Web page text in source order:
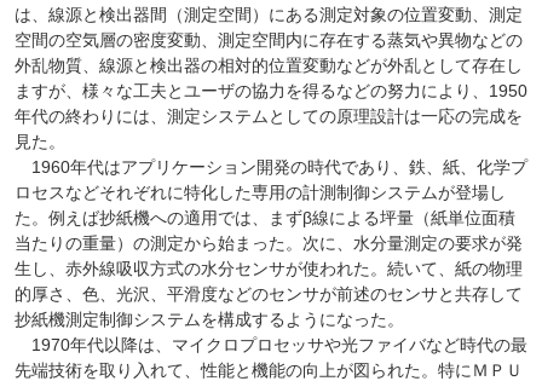
は、線源と検出器間（測定空間）にある測定対象の位置変動、測定
空間の空気層の密度変動、測定空間内に存在する蒸気や異物などの
外乱物質、線源と検出器の相対的位置変動などが外乱として存在し
ますが、様々な工夫とユーザの協力を得るなどの努力により、1950
年代の終わりには、測定システムとしての原理設計は一応の完成を
見た。
1960年代はアプリケーション開発の時代であり、鉄、紙、化学プ
ロセスなどそれぞれに特化した専用の計測制御システムが登場し
た。例えば抄紙機への適用では、まずβ線による坪量（紙単位面積
当たりの重量）の測定から始まった。次に、水分量測定の要求が発
生し、赤外線吸収方式の水分センサが使われた。続いて、紙の物理
的厚さ、色、光沢、平滑度などのセンサが前述のセンサと共存して
抄紙機測定制御システムを構成するようになった。
1970年代以降は、マイクロプロセッサや光ファイバなど時代の最
先端技術を取り入れて、性能と機能の向上が図られた。特にＭＰＵ